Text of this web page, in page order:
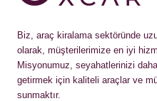
Biz, araç kiralama sektöründe
olarak, müşterilerimize en iyi
Misyonumuz, seyahatlerinizi
getirmek için kaliteli araçlar ve
sunmaktır.